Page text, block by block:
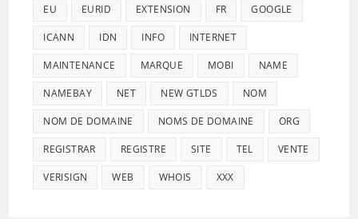
EU EURID EXTENSION FR GOOGLE
ICANN IDN INFO INTERNET
MAINTENANCE MARQUE MOBI NAME
NAMEBAY NET NEW GTLDS NOM
NOM DE DOMAINE NOMS DE DOMAINE ORG
REGISTRAR REGISTRE SITE TEL VENTE
VERISIGN WEB WHOIS XXX